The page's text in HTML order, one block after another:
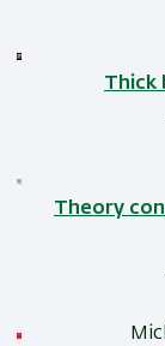
Thick
Theory